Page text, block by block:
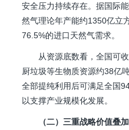
安全压力持续存在。据国际
然气理论年产能约1350亿立
76.5%的进口天然气需求。
从资源底数看，全国可
厨垃圾等生物质资源约38亿
全部提纯利用后可满足全国
以支撑产业规模化发展。
（二）三重战略价值叠加